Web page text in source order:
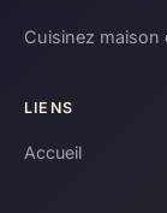
Cuisinez maison
LIENS
Accueil